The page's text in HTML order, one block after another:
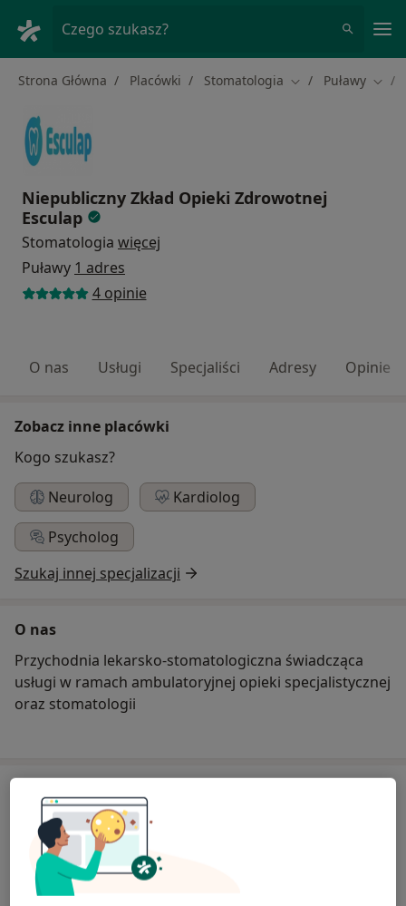
Czego szukasz?
Strona Główna Placówki Stomatologia Zmień miasto
Puławy
Niepubliczny Zkład Opieki Zdrowotnej
Esculap
Stomatologia więcej
Puławy 1 adres
4 opinie
O nas Usługi Specjaliści Adresy Opinie
Zobacz inne placówki
Kogo szukasz?
Neurolog
Kardiolog
Psycholog
Szukaj innej specjalizacji
O nas
Przychodnia lekarsko-stomatologiczna świadcząca
usługi w ramach ambulatoryjnej opieki specjalistycznej
oraz stomatologii
Diabetologia